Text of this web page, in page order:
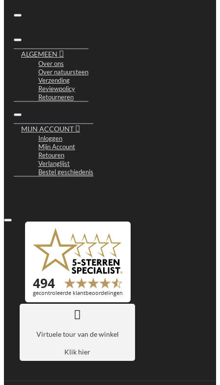
ALGEMEEN
Over ons
Over natuursteen
Verzending
Reviewpolicy
Retourneren
MIJN ACCOUNT
Inloggen
Mijn Account
Retouren
Verlanglijst
Bestel geschiedenis
Virtuele tour van de winkel
Klik hier